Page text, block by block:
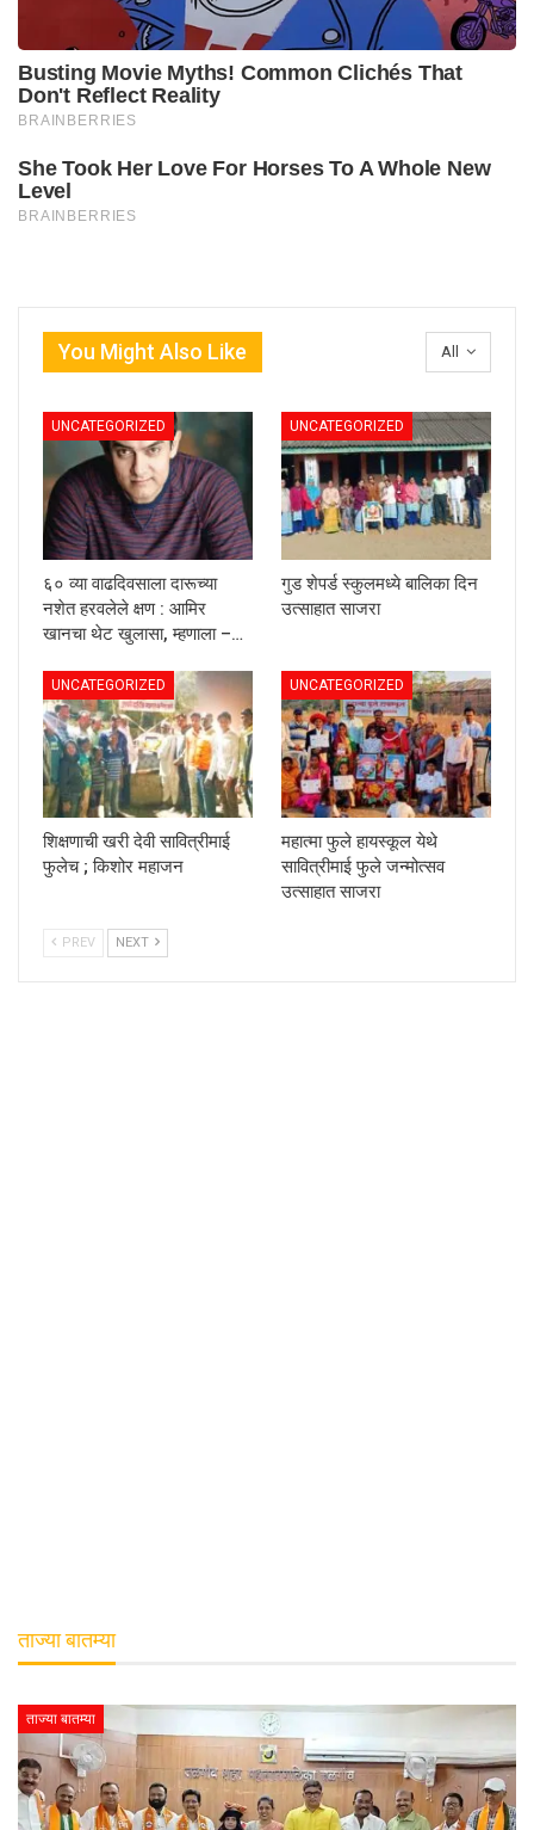
All
You Might Also Like
UNCATEGORIZED
६० व्या वाढदिवसाला दारूच्या
नशेत हरवलेले क्षण : आमिर
खानचा थेट खुलासा, म्हणाला –…
UNCATEGORIZED
गुड शेपर्ड स्कुलमध्ये बालिका दिन
उत्साहात साजरा
UNCATEGORIZED
शिक्षणाची खरी देवी सावित्रीमाई
फुलेच ; किशोर महाजन
UNCATEGORIZED
महात्मा फुले हायस्कूल येथे
सावित्रीमाई फुले जन्मोत्सव
उत्साहात साजरा
PREV NEXT
ताज्या बातम्या
ताज्या बातम्या